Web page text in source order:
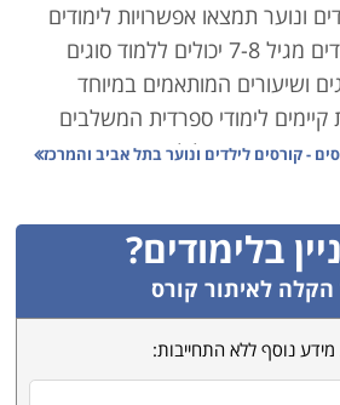
ונוער תמצאו אפשרויות לימודים
רבות לילדים ונוער. ילדים מגיל 7-8 יכולים ללמוד סוגים
ושיעורים המותאמים במיוחד
קיימים לימודי ספרדית המשלבים
שיעורי נגינה לילדים ונוער במגוון
ונוער המעוניינים לשנות
שלהם. כמו כן תמצאו מסלולים
תפירה, בניית אתרים, רובוטיקה ,
קראו את פירוט הקורסים
ונוער, בחרו את הקורס המתאים
ונציג הקורס ייצור אתכם קשר
- קורסים לילדים ונוער בתל אביב והמרכז
בלימודים?
לאיתור קורס
נוסף ללא התחייבות: